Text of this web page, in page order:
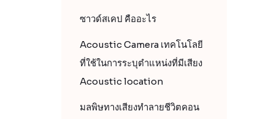
ซาวด์สเคป คืออะไร
Acoustic Camera เทคโนโลยี
ที่ใช้ในการระบุตำแหน่งที่มีเสียง
Acoustic location
มลพิษทางเสียงทำลายชีวิตคอน